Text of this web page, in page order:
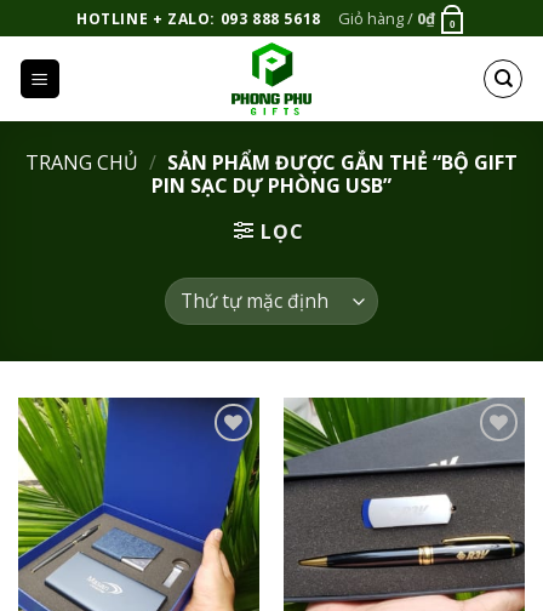
qua
dung
HOTLINE + ZALO: 093 888 5618 Giỏ hàng / 0₫ 0
TRANG CHỦ / SẢN PHẨM ĐƯỢC GẮN THẺ “BỘ GIFT
PIN SẠC DỰ PHÒNG USB”
LỌC
Add to
Wishlist
Add to
Wishlist